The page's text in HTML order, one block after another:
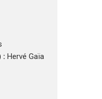
: Hervé Gaïa